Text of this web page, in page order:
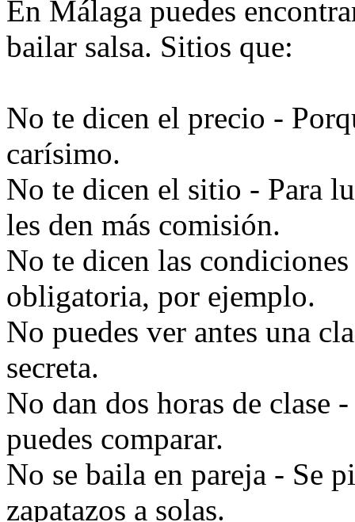
En Málaga puedes
bailar salsa. Sitios que:
No te dicen el precio -
carísimo.
No te dicen el sitio - Para
les den más comisión.
No te dicen las
obligatoria, por ejemplo.
No puedes ver antes una
secreta.
No dan dos horas de clase
puedes comparar.
No se baila en pareja - Se
zapatazos a solas.